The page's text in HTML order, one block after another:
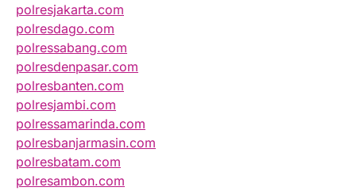
polresjakarta.com
polresdago.com
polressabang.com
polresdenpasar.com
polresbanten.com
polresjambi.com
polressamarinda.com
polresbanjarmasin.com
polresbatam.com
polresambon.com